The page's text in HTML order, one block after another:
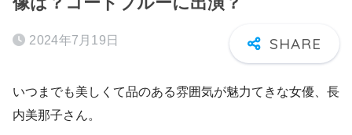
2024年7月19日
いつまでも美しくて品のある雰囲気が魅力てきな女優、長
内美那子さん。